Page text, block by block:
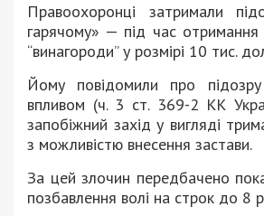
Правоохоронці затримали
гарячому» — під час
“винагороди” у розмірі 10 тис.
Йому повідомили про
впливом (ч. 3 ст. 369-2 КК
запобіжний захід у вигляді
з можливістю внесення застави.
За цей злочин передбачено
позбавлення волі на строк до 8